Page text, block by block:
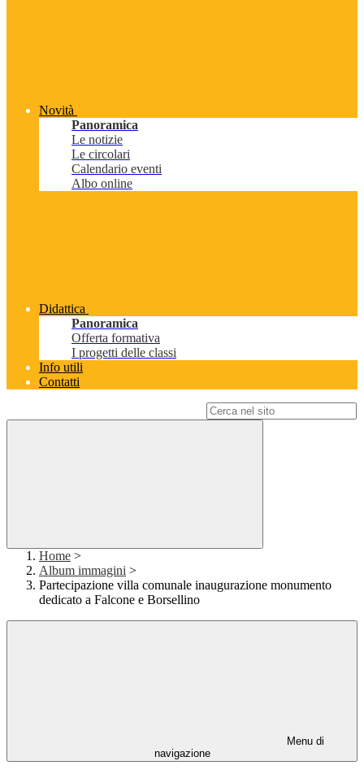
Novità
Panoramica
Le notizie
Le circolari
Calendario eventi
Albo online
Didattica
Panoramica
Offerta formativa
I progetti delle classi
Info utili
Contatti
Home >
Album immagini >
Partecipazione villa comunale inaugurazione monumento
dedicato a Falcone e Borsellino
Menu di
navigazione